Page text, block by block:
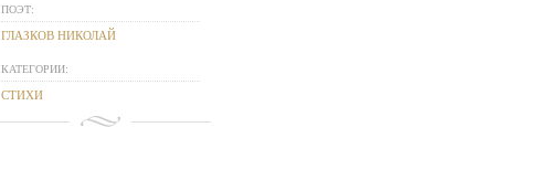
ПОЭТ:
ГЛАЗКОВ НИКОЛАЙ
КАТЕГОРИИ:
СТИХИ